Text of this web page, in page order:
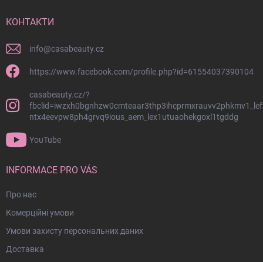
КОНТАКТИ
info@casabeauty.cz
https://www.facebook.com/profile.php?id=61554037390104
casabeauty.cz/?
ntx4eevpw8ph4grvq9ious_aem_lex1utuaohekgoxl1tgddg
YouTube
INFORMACE PRO VÁS
Про нас
Комерційні умови
Умови захисту персональних даних
Доставка